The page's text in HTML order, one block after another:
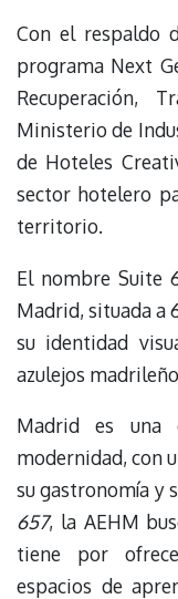
Con el respaldo
programa Next
Recuperación,
Ministerio de
de Hoteles
sector hotelero
territorio.
El nombre Suite
Madrid, situada a
su identidad
azulejos
Madrid es una
modernidad, con
su gastronomía y
657, la AEHM
tiene por
espacios de